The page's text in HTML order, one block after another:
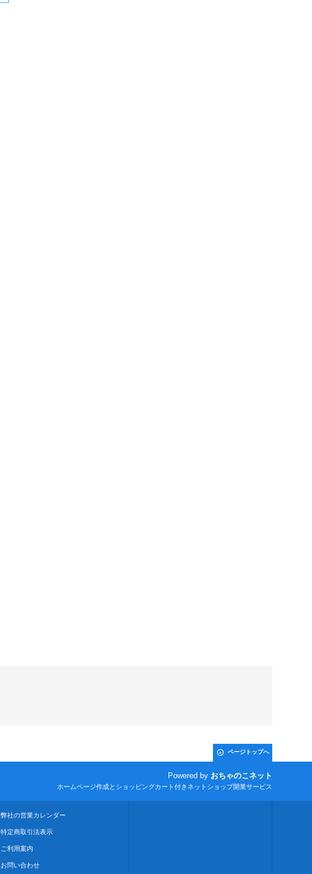
ページトップへ
Powered by おちゃのこネット
ホームページ作成とショッピングカート付きネットショップ開業サービス
弊社の営業カレンダー
特定商取引法表示
ご利用案内
お問い合わせ